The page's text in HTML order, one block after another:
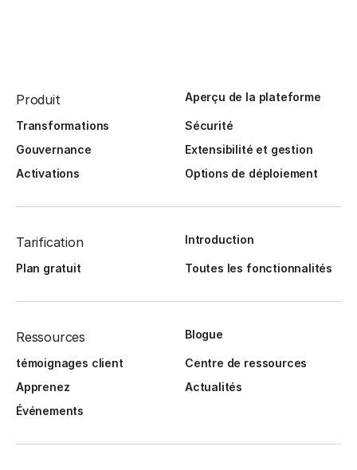
Produit Aperçu de la plateforme
Transformations
Sécurité
Gouvernance
Extensibilité et gestion
Activations
Options de déploiement
Tarification Introduction
Plan gratuit Toutes les fonctionnalités
Ressources Blogue
témoignages client
Centre de ressources
Apprenez
Actualités
Événements